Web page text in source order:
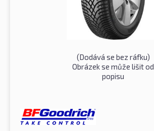
(Dodává se bez ráfku)
Obrázek se může lišit od
popisu